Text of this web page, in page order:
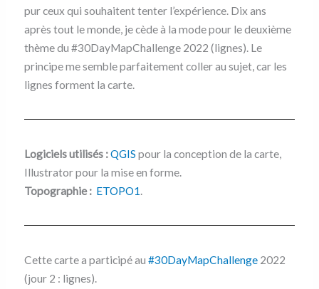
pur ceux qui souhaitent tenter l’expérience. Dix ans
après tout le monde, je cède à la mode pour le deuxième
thème du #30DayMapChallenge 2022 (lignes). Le
principe me semble parfaitement coller au sujet, car les
lignes forment la carte.
Logiciels utilisés :QGIS pour la conception de la carte,
Illustrator pour la mise en forme.
Topographie : ETOPO1.
Cette carte a participé au #30DayMapChallenge2022
(jour 2 : lignes).